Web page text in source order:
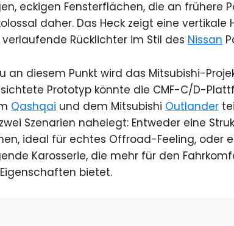
eckigen Fensterflächen, die an frühere
daher. Das Heck zeigt eine vertikale
Rücklichter im Stil des Nissan
an diesem Punkt wird das Mitsubishi-
Prototyp könnte die CMF-C/D-
Qashqai und dem Mitsubishi Outlander
Szenarien nahelegt: Entweder eine
ideal für echtes Offroad-Feeling, oder
Karosserie, die mehr für den
bietet.